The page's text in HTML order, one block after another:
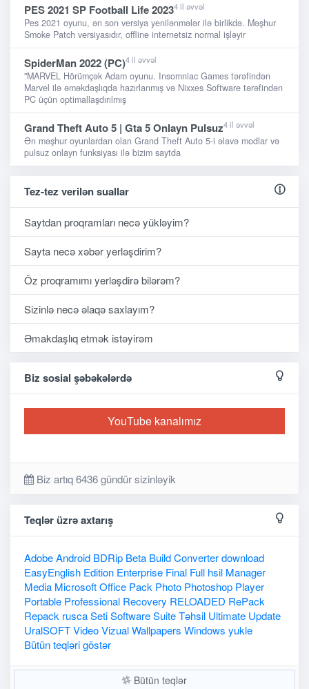
PES 2021 SP Football Life 20234 il əvvəl
Pes 2021 oyunu, ən son versiya yenilənmələr ilə birlikdə. Məşhur
Smoke Patch versiyasıdır, offline internetsiz normal işləyir
SpiderMan 2022 (PC)4 il əvvəl
"MARVEL Hörümçək Adam oyunu. Insomniac Games tərəfindən
Marvel ilə əməkdaşlıqda hazırlanmış və Nixxes Software tərəfindən
PC üçün optimallaşdırılmış
Grand Theft Auto 5 | Gta 5 Onlayn Pulsuz4 il əvvəl
Ən məşhur oyunlardan olan Grand Theft Auto 5-i əlavə modlar və
pulsuz onlayn funksiyası ilə bizim saytda
Tez-tez verilən suallar
Saytdan proqramları necə yükləyim?
Sayta necə xəbər yerləşdirim?
Öz proqramımı yerləşdirə bilərəm?
Sizinlə necə əlaqə saxlayım?
Əmakdaşlıq etmək istəyirəm
Biz sosial şəbəkələrdə
YouTube kanalımız
Biz artıq 6436 gündür sizinləyik
Teqlər üzrə axtarış
AdobeAndroid BDRip Beta BuildConverterdownload
EasyEnglish Edition Enterprise Final Full hsil Manager
Media MicrosoftOffice Pack Photo Photoshop Player
Portable Professional Recovery RELOADED RePack
Repack ruscaSetiSoftwareSuiteTəhsil Ultimate Update
UralSOFTVideoVizualWallpapers Windows yukle
Bütün teqləri göstər
Bütün teqlər